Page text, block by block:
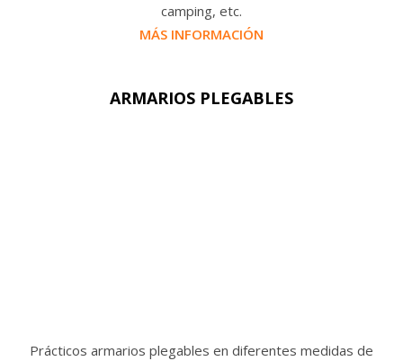
camping, etc.
MÁS INFORMACIÓN
ARMARIOS PLEGABLES
Prácticos armarios plegables en diferentes medidas de